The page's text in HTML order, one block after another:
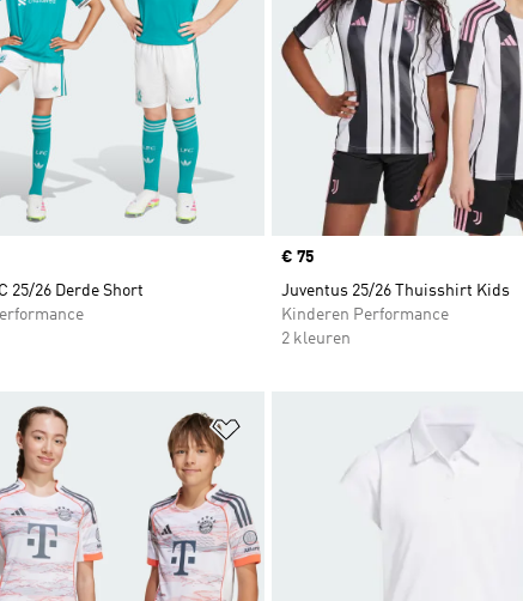
25/26 Derde Short
Price
€ 75
Juventus 25/26 Thuisshirt Kids
Kinderen Performance
2 kleuren
zetten Op verlanglijst zetten